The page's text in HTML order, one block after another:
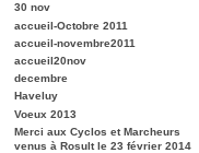
30 nov
accueil-Octobre 2011
accueil-novembre2011
accueil20nov
decembre
Haveluy
Voeux 2013
Merci aux Cyclos et Marcheurs
venus à Rosult le 23 février 2014